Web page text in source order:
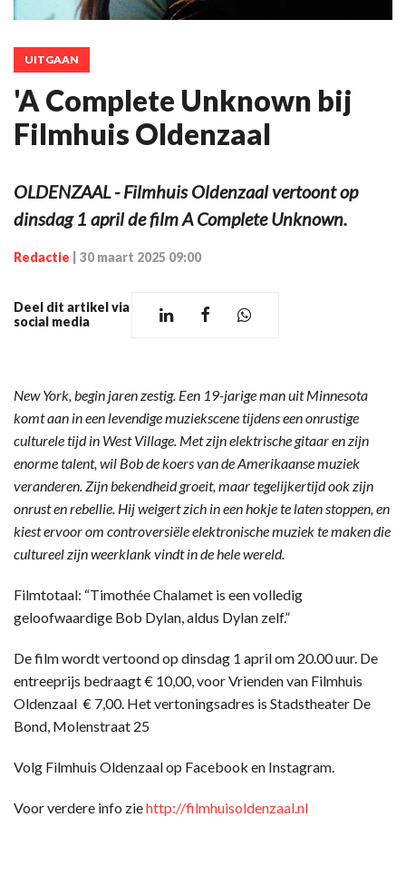
UITGAAN
'A Complete Unknown bij
Filmhuis Oldenzaal
OLDENZAAL - Filmhuis Oldenzaal vertoont op
dinsdag 1 april de film A Complete Unknown.
Redactie 30 maart 2025 09:00
Deel dit artikel via
social media
New York, begin jaren zestig. Een 19-jarige man uit Minnesota
komt aan in een levendige muziekscene tijdens een onrustige
culturele tijd in West Village. Met zijn elektrische gitaar en zijn
enorme talent, wil Bob de koers van de Amerikaanse muziek
veranderen. Zijn bekendheid groeit, maar tegelijkertijd ook zijn
onrust en rebellie. Hij weigert zich in een hokje te laten stoppen, en
kiest ervoor om controversiële elektronische muziek te maken die
cultureel zijn weerklank vindt in de hele wereld.
Filmtotaal: “Timothée Chalamet is een volledig
geloofwaardige Bob Dylan, aldus Dylan zelf.”
De film wordt vertoond op dinsdag 1 april om 20.00 uur. De
entreeprijs bedraagt € 10,00, voor Vrienden van Filmhuis
Oldenzaal € 7,00. Het vertoningsadres is Stadstheater De
Bond, Molenstraat 25
Volg Filmhuis Oldenzaal op Facebook en Instagram.
Voor verdere info ziehttp://filmhuisoldenzaal.nl